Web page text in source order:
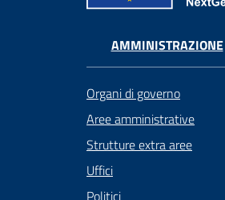
AMMINISTRAZIONE
Organi di governo
Aree amministrative
Strutture extra aree
Uffici